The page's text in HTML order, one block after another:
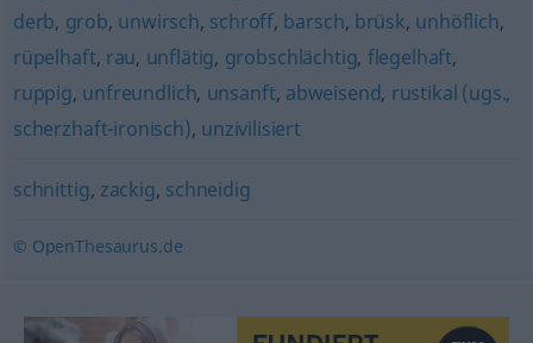
derb, grob, unwirsch, schroff, barsch, brüsk, unhöflich,
rüpelhaft, rau, unflätig, grobschlächtig, flegelhaft,
ruppig, unfreundlich, unsanft, abweisend, rustikal (ugs.,
scherzhaft-ironisch), unzivilisiert
schnittig, zackig, schneidig
© OpenThesaurus.de